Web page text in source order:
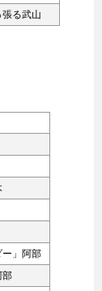
る武山
ー」阿部
部